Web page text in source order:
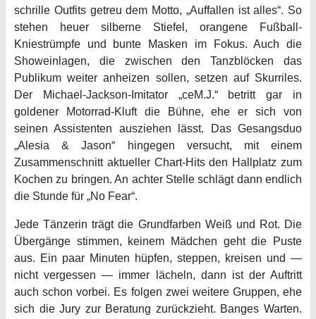
schrille Outfits getreu dem Motto, „Auffallen ist alles“. So
stehen heuer silberne Stiefel, orangene Fußball-
Kniestrümpfe und bunte Masken im Fokus. Auch die
Showeinlagen, die zwischen den Tanzblöcken das
Publikum weiter anheizen sollen, setzen auf Skurriles.
Der Michael-Jackson-Imitator „ceM.J.“ betritt gar in
goldener Motorrad-Kluft die Bühne, ehe er sich von
seinen Assistenten ausziehen lässt. Das Gesangsduo
„Alesia & Jason“ hingegen versucht, mit einem
Zusammenschnitt aktueller Chart-Hits den Hallplatz zum
Kochen zu bringen. An achter Stelle schlägt dann endlich
die Stunde für „No Fear“.
Jede Tänzerin trägt die Grundfarben Weiß und Rot. Die
Übergänge stimmen, keinem Mädchen geht die Puste
aus. Ein paar Minuten hüpfen, steppen, kreisen und —
nicht vergessen — immer lächeln, dann ist der Auftritt
auch schon vorbei. Es folgen zwei weitere Gruppen, ehe
sich die Jury zur Beratung zurückzieht. Banges Warten.